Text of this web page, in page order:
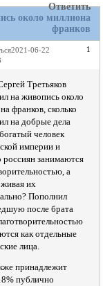
около миллиона
франков
Ответить
1
2021-06-22
Третьяков
на живопись около
франков, сколько
на добрые дела
человек
империи и
россиян занимаются
а
их
Пополнил
после брата
как отдельные
лица.
принадлежит
публично